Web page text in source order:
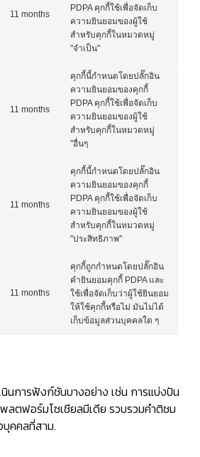
11 months
PDPA คุกกี้ใช้เพื่อจัดเก็บ
ความยินยอมของผู้ใช้
สำหรับคุกกี้ในหมวดหมู่
"จำเป็น"
11 months
คุกกี้นี้กำหนดโดยปลั๊กอิน
ความยินยอมของคุกกี้
PDPA คุกกี้ใช้เพื่อจัดเก็บ
ความยินยอมของผู้ใช้
สำหรับคุกกี้ในหมวดหมู่
"อื่นๆ
11 months
คุกกี้นี้กำหนดโดยปลั๊กอิน
ความยินยอมของคุกกี้
PDPA คุกกี้ใช้เพื่อจัดเก็บ
ความยินยอมของผู้ใช้
สำหรับคุกกี้ในหมวดหมู่
"ประสิทธิภาพ"
11 months
คุกกี้ถูกกำหนดโดยปลั๊กอิน
คำยินยอมคุกกี้ PDPA และ
ใช้เพื่อจัดเก็บว่าผู้ใช้ยินยอม
ให้ใช้คุกกี้หรือไม่ มันไม่ได้
เก็บข้อมูลส่วนบุคคลใด ๆ
นการฟังก์ชันบางอย่าง เช่น การแบ่งปัน
ลตฟอร์มโซเชียลมีเดีย รวบรวมคำติชม
คคลที่สาม.